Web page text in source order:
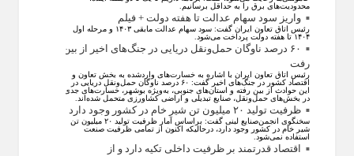
محدودیت‌های برق را به حداقل برسانیم.
واریز سود سهام عدالت تا هفته دولت + فیلم
رئیس اتاق تعاون ایران گفت: سود سهام عدالت مابقی ۱۴۰۳ و مرحله اول
۱۴۰۴ تا هفته دولت پرداخت می‌شود.
۶۰ درصد ناوگان حمل‌ونقل دریایی در جنگ‌های اخیر از بین
رفت
رئیس اتاق تعاون ایران با اشاره به خسارت‌های واردشده به بخش تعاون و
اقتصاد کشور در جنگ‌های اخیر گفت: ۶۰ درصد ناوگان حمل‌ونقل دریایی در
این حوادث از بین رفته و استان‌های جنوبی، به‌ویژه بوشهر، خسارت‌های جدی
در بخش‌های حمل‌ونقل، صنایع تبدیلی و اراضی کشاورزی متحمل شده‌اند.
ظرفیت تولید ۲۰ میلیون تن شیر خام در کشور وجود دارد
سخنگوی انجمن‌صنایع لبنی گفت: براساس آمار ظرفیت تولید ۲۰ میلیون تن
شیر خام در کشور وجود دارد، درحالیکه اکنون از تمامی ظرفیت صنعت
استفاده نمی‌شود.
اقتصاد قدرتمند بر ظرفیت داخلی تکیه دارد و از